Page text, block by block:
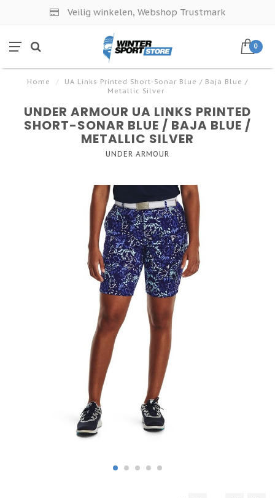
Veilig winkelen, Webshop Trustmark
0
Home /
UA Links Printed Short-Sonar Blue / Baja Blue /
Metallic Silver
UNDER ARMOUR UA LINKS PRINTED
SHORT-SONAR BLUE / BAJA BLUE /
METALLIC SILVER
UNDER ARMOUR